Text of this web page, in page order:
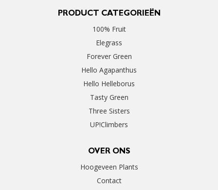
PRODUCT CATEGORIEËN
100% Fruit
Elegrass
Forever Green
Hello Agapanthus
Hello Helleborus
Tasty Green
Three Sisters
UP!Climbers
OVER ONS
Hoogeveen Plants
Contact